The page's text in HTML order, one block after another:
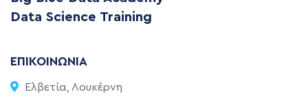
Data Science Training
ΕΠΙΚΟΙΝΩΝΊΑ
Ελβετία, Λουκέρνη